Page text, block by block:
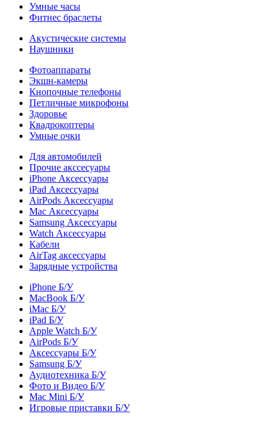
Умные часы
Фитнес браслеты
Акустические системы
Наушники
Фотоаппараты
Экшн-камеры
Кнопочные телефоны
Петличные микрофоны
Здоровье
Квадрокоптеры
Умные очки
Для автомобилей
Прочие акссесуары
iPhone Аксессуары
iPad Аксессуары
AirPods Аксессуары
Mac Аксессуары
Samsung Аксессуары
Watch Аксессуары
Кабели
AirTag аксессуары
Зарядные устройства
iPhone Б/У
MacBook Б/У
iMac Б/У
iPad Б/У
Apple Watch Б/У
AirPods Б/У
Аксессуары Б/У
Samsung Б/У
Аудиотехника Б/У
Фото и Видео Б/У
Mac Mini Б/У
Игровые приставки Б/У